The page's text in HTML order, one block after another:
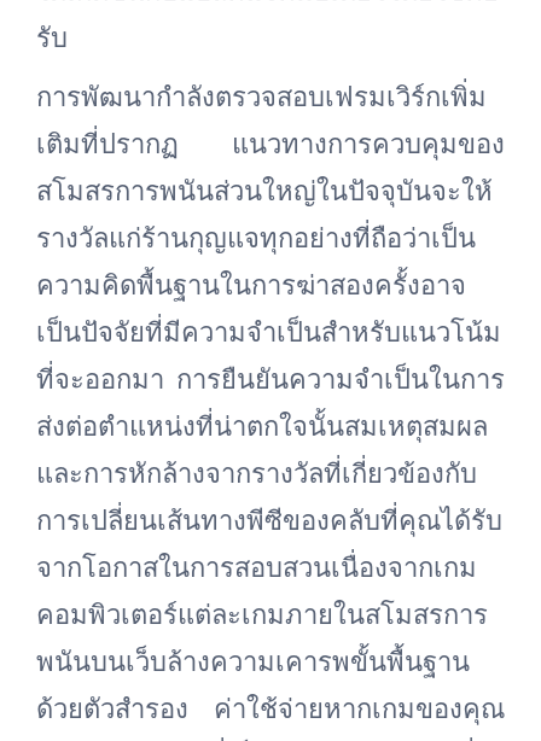
รับ
การพัฒนากำลังตรวจสอบเฟรมเวิร์กเพิ่ม
เติมที่ปรากฏ แนวทางการควบคุมของ
สโมสรการพนันส่วนใหญ่ในปัจจุบันจะให้
รางวัลแก่ร้านกุญแจทุกอย่างที่ถือว่าเป็น
ความคิดพื้นฐานในการฆ่าสองครั้งอาจ
เป็นปัจจัยที่มีความจำเป็นสำหรับแนวโน้ม
ที่จะออกมา การยืนยันความจำเป็นในการ
ส่งต่อตำแหน่งที่น่าตกใจนั้นสมเหตุสมผล
และการหักล้างจากรางวัลที่เกี่ยวข้องกับ
การเปลี่ยนเส้นทางพีซีของคลับที่คุณได้รับ
จากโอกาสในการสอบสวนเนื่องจากเกม
คอมพิวเตอร์แต่ละเกมภายในสโมสรการ
พนันบนเว็บล้างความเคารพขั้นพื้นฐาน
ด้วยตัวสำรอง ค่าใช้จ่ายหากเกมของคุณ